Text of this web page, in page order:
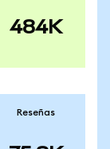
484K
Reseñas